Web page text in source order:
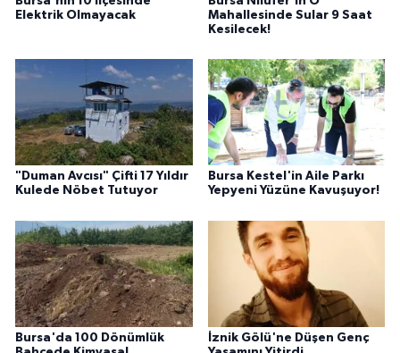
Elektrik Olmayacak
Mahallesinde Sular 9 Saat
Kesilecek!
"Duman Avcısı" Çifti 17 Yıldır
Kulede Nöbet Tutuyor
Bursa Kestel'in Aile Parkı
Yepyeni Yüzüne Kavuşuyor!
Bursa'da 100 Dönümlük
İznik Gölü'ne Düşen Genç